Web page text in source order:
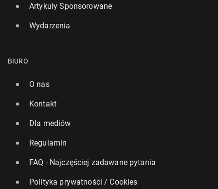
Artykuły Sponsorowane
Wydarzenia
BIURO
O nas
Kontakt
Dla mediów
Regulamin
FAQ - Najczęściej zadawane pytania
Polityka prywatności / Cookies